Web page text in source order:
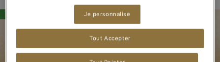
Je personnalise
Tout Accepter